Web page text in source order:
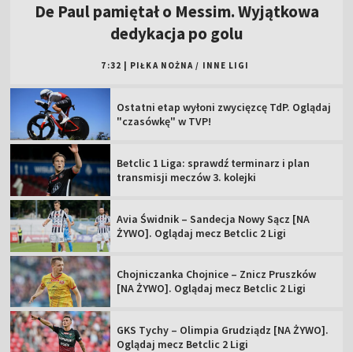
De Paul pamiętał o Messim. Wyjątkowa
dedykacja po golu
7:32 PIŁKA NOŻNA / INNE LIGI
Ostatni etap wyłoni zwycięzcę TdP. Oglądaj
"czasówkę" w TVP!
Betclic 1 Liga: sprawdź terminarz i plan
transmisji meczów 3. kolejki
Avia Świdnik – Sandecja Nowy Sącz [NA
ŻYWO]. Oglądaj mecz Betclic 2 Ligi
Chojniczanka Chojnice – Znicz Pruszków
[NA ŻYWO]. Oglądaj mecz Betclic 2 Ligi
GKS Tychy – Olimpia Grudziądz [NA ŻYWO].
Oglądaj mecz Betclic 2 Ligi